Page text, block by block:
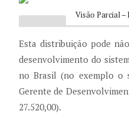
Visão Parcial –
Esta distribuição pode
desenvolvimento do
no Brasil (no exemplo o
Gerente de
27.520,00).